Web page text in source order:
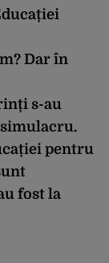
Dar în
s-au
simulacru.
pentru
fost la